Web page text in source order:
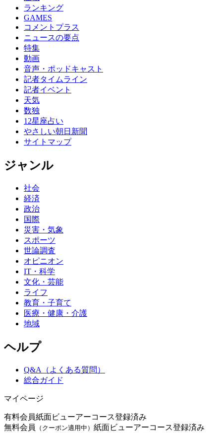
ランキング
GAMES
コメントプラス
ニュースの要点
特集
動画
音声・ポッドキャスト
記者タイムライン
記者イベント
天気
数独
12星座占い
やさしい朝日新聞
サイトマップ
ジャンル
社会
経済
政治
国際
災害・気象
スポーツ
世論調査
オピニオン
IT・科学
文化・芸能
ライフ
教育・子育て
医療・健康・介護
地域
ヘルプ
Q&A（よくある質問）
総合ガイド
マイページ
有料会員紙面ビューアーコース登録済み
無料会員
（クーポン適用中） 紙面ビューアーコース登録済み